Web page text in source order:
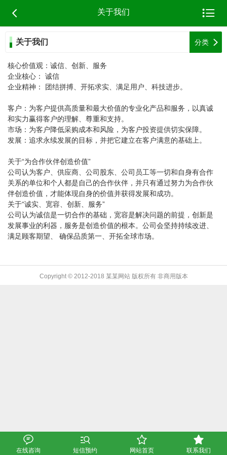
 关于我们 
关于我们 分类 
核心价值观：诚信、创新、服务
企业核心： 诚信
企业精神： 团结拼搏、开拓求实、满足用户、科技进步。
客户：为客户提供高质量和最大价值的专业化产品和服务，以真诚
和实力赢得客户的理解、尊重和支持。
市场：为客户降低采购成本和风险，为客户投资提供切实保障。
发展：追求永续发展的目标，并把它建立在客户满意的基础上。
关于“为合作伙伴创造价值”
公司认为客户、供应商、公司股东、公司员工等一切和自身有合作
关系的单位和个人都是自己的合作伙伴，并只有通过努力为合作伙
伴创造价值，才能体现自身的价值并获得发展和成功。
关于“诚实、宽容、创新、服务”
公司认为诚信是一切合作的基础，宽容是解决问题的前提，创新是
发展事业的利器，服务是创造价值的根本。公司会坚持持续改进、
满足顾客期望、 确保品质第一、开拓全球市场。
Copyright © 2012-2018 某某网站 版权所有 非商用版本

在线咨询

短信预约

网站首页

联系我们